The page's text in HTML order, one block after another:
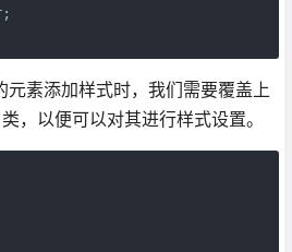
元素添加样式时，我们需要覆盖上
，以便可以对其进行样式设置。